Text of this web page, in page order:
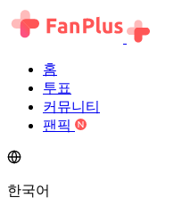
홈
투표
커뮤니티
팬픽
한국어